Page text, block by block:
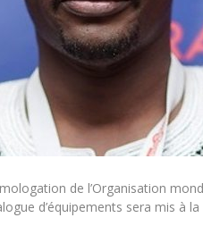
de l’Organisation
d’équipements sera mis à